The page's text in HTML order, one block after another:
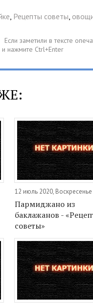
, Рецепты советы,
12 июль 2020, Воскресенье
Пармиджано из
баклажанов -
советы»